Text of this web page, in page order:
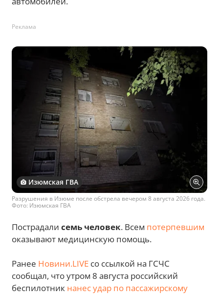
Реклама
Изюмская ГВА
Разрушения в Изюме после обстрела вечером 8 августа 2026 года.
Фото: Изюмская ГВА
Пострадали семь человек. Всем потерпевшим
оказывают медицинскую помощь.
Ранее Новини.LIVE со ссылкой на ГСЧС
сообщал, что утром 8 августа российский
беспилотник нанес удар по пассажирскому